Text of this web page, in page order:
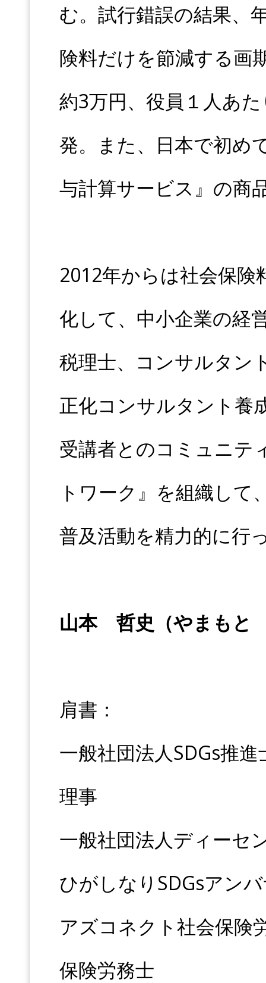
む。試行錯誤の結果、
険料だけを節減する画
約3万円、役員１人あ
発。また、日本で初め
与計算サービス』の商
2012年からは社会保
化して、中小企業の経
税理士、コンサルタン
正化コンサルタント養
受講者とのコミュニテ
トワーク』を組織して
普及活動を精力的に行
山本 哲史（やまもと
肩書：
一般社団法人SDGs推
理事
一般社団法人ディー
ひがしなりSDGsアン
アズコネクト社会保
保険労務士